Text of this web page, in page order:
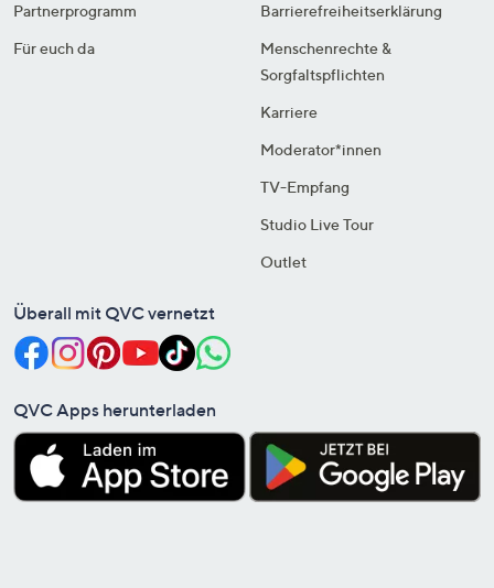
Partnerprogramm
Für euch da
Barrierefreiheitserklärung
Menschenrechte &
Sorgfaltspflichten
Karriere
Moderator*innen
TV-Empfang
Studio Live Tour
Outlet
Überall mit QVC vernetzt
QVC Apps herunterladen